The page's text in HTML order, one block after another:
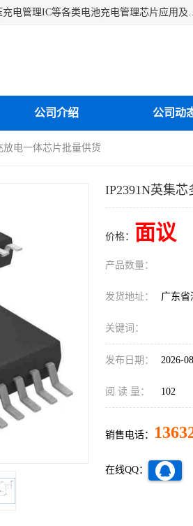
深圳市蓝鲸源科技有限公司是一家专注于开关型充电管理IC、线性充电管理IC、升压充
公司介绍 公司动
放电一体芯片批量供货
IP2391N英集
价格： 面议
产品数量：
发货地址： 广东省
关键词：
发布日期： 2026-
阅 读 量： 102
销售电话：
在线QQ：